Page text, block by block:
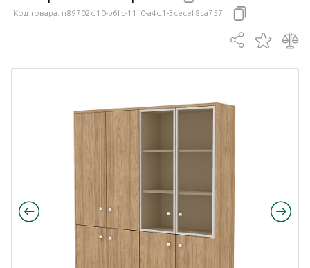
Код товара: n89702d10-b6fc-11f0-a4d1-3cecef8ca757